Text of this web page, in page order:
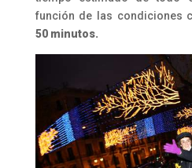
función de las condiciones
50 minutos.